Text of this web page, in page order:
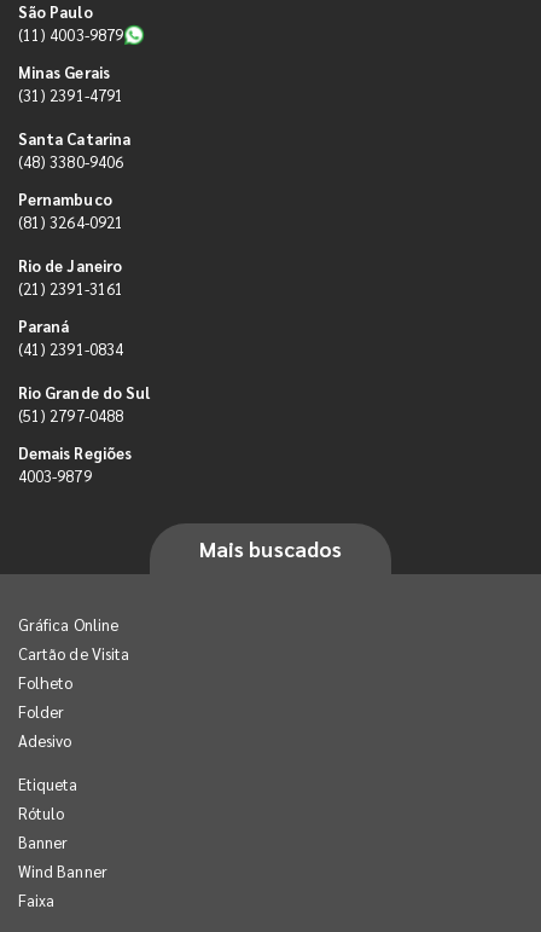
São Paulo
(11) 4003-9879
Minas Gerais
(31) 2391-4791
Santa Catarina
(48) 3380-9406
Pernambuco
(81) 3264-0921
Rio de Janeiro
(21) 2391-3161
Paraná
(41) 2391-0834
Rio Grande do Sul
(51) 2797-0488
Demais Regiões
4003-9879
Mais buscados
Gráfica Online
Cartão de Visita
Folheto
Folder
Adesivo
Etiqueta
Rótulo
Banner
Wind Banner
Faixa